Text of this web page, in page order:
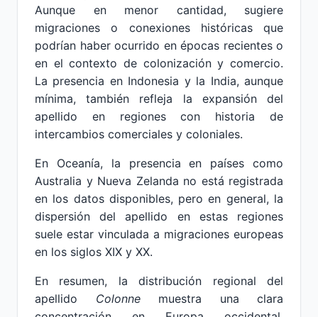
Aunque en menor cantidad, sugiere
migraciones o conexiones históricas que
podrían haber ocurrido en épocas recientes o
en el contexto de colonización y comercio.
La presencia en Indonesia y la India, aunque
mínima, también refleja la expansión del
apellido en regiones con historia de
intercambios comerciales y coloniales.
En Oceanía, la presencia en países como
Australia y Nueva Zelanda no está registrada
en los datos disponibles, pero en general, la
dispersión del apellido en estas regiones
suele estar vinculada a migraciones europeas
en los siglos XIX y XX.
En resumen, la distribución regional del
apellido Colonnemuestra una clara